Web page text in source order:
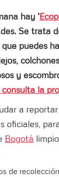
hay '
Se trata
puedes
y
la
a
oficiales,
Bogotá
de